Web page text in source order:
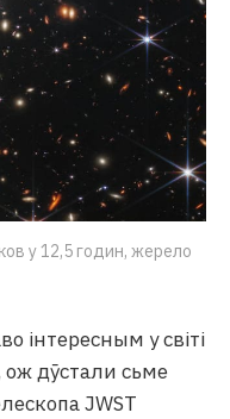
у 12,5 годин, жерело
інтересным у світі
дӯстали сьме
JWST